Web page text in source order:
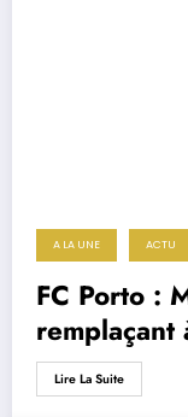
A LA UNE ACTU
FC Porto :
remplaçant
Lire La Suite